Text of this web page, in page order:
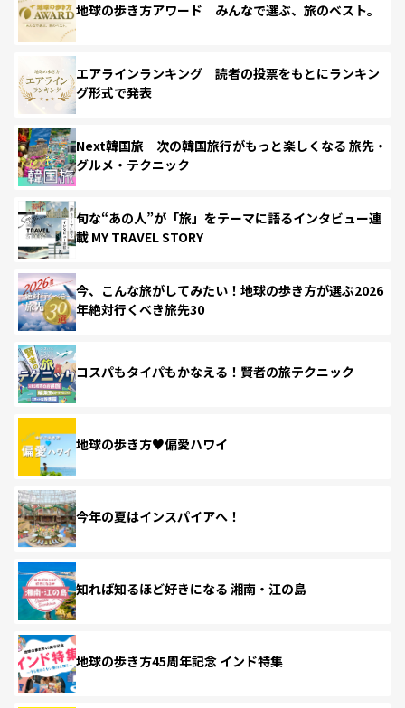
地球の歩き方アワード みんなで選ぶ、旅のベスト。
エアラインランキング 読者の投票をもとにランキン
グ形式で発表
Next韓国旅 次の韓国旅行がもっと楽しくなる 旅先・
グルメ・テクニック
旬な“あの人”が「旅」をテーマに語るインタビュー連
載 MY TRAVEL STORY
今、こんな旅がしてみたい！地球の歩き方が選ぶ2026
年絶対行くべき旅先30
コスパもタイパもかなえる！賢者の旅テクニック
地球の歩き方♥偏愛ハワイ
今年の夏はインスパイアへ！
知れば知るほど好きになる 湘南・江の島
地球の歩き方45周年記念 インド特集